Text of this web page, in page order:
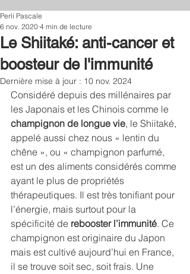
Le Shiitaké: anti-cancer et
boosteur de l'immunité
Perli Pascale
6 nov. 2020 4 min de lecture
Dernière mise à jour : 10 nov. 2024
Considéré depuis des millénaires par
les Japonais et les Chinois comme le
champignon de longue vie, le Shiitaké,
appelé aussi chez nous « lentin du
chêne », ou « champignon parfumé,
est un des aliments considérés comme
ayant le plus de propriétés
thérapeutiques. Il est très tonifiant pour
l’énergie, mais surtout pour la
spécificité de rebooster l’immunité. Ce
champignon est originaire du Japon
mais est cultivé aujourd’hui en France,
il se trouve soit sec, soit frais. Une